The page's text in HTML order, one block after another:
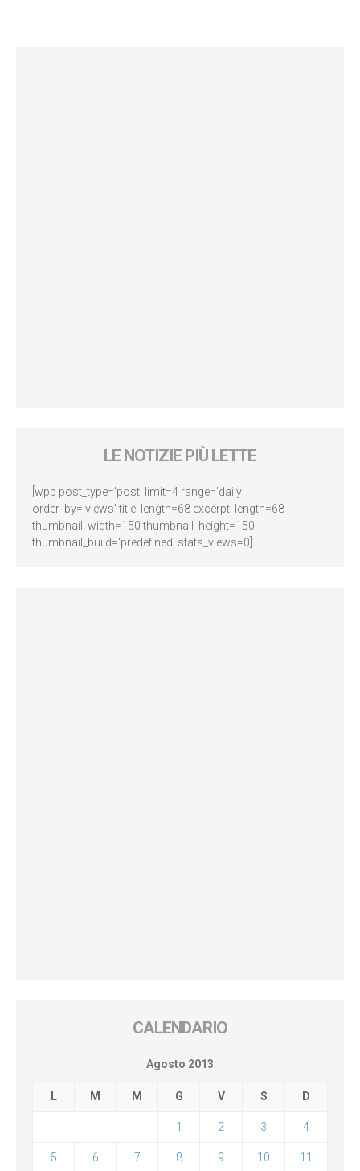
LE NOTIZIE PIÙ LETTE
[wpp post_type='post' limit=4 range='daily'
order_by='views' title_length=68 excerpt_length=68
thumbnail_width=150 thumbnail_height=150
thumbnail_build='predefined' stats_views=0]
CALENDARIO
Agosto 2013
L M M G V S D
1 2 3 4
5 6 7 8 9 10 11